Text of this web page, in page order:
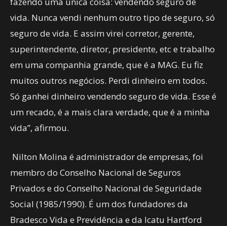
vida. Nunca vendi nenhum outro tipo de seguro, só
seguro de vida. E assim virei corretor, gerente,
superintendente, diretor, presidente, etc e trabalho
em uma companhia grande, que é a MAG. Eu fiz
muitos outros negócios. Perdi dinheiro em todos.
Só ganhei dinheiro vendendo seguro de vida. Esse é
um recado, é a mais clara verdade, que é a minha
vida”, afirmou.
Nilton Molina é administrador de empresas, foi
membro do Conselho Nacional de Seguros
Privados e do Conselho Nacional de Seguridade
Social (1985/1990). É um dos fundadores da
Bradesco Vida e Previdência e da Icatu Hartford